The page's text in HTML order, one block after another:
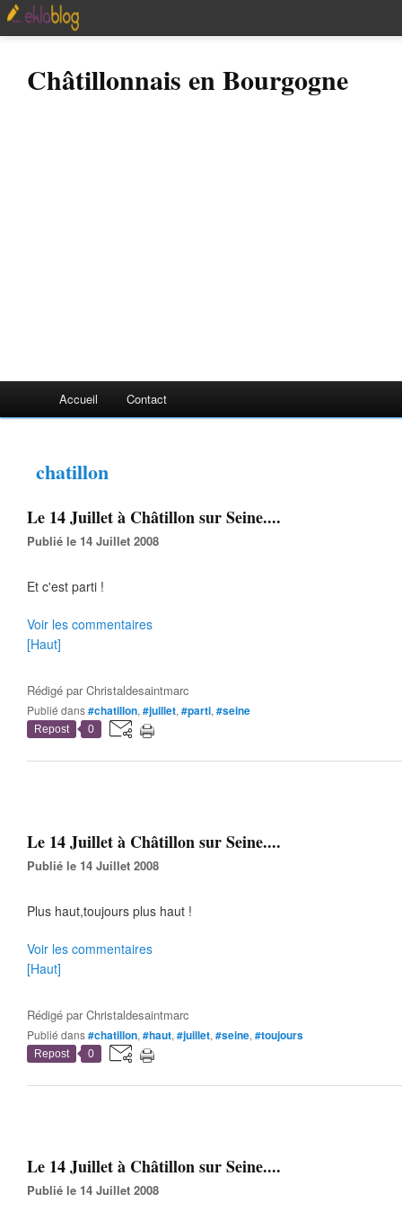
Châtillonnais en Bourgogne
Accueil Contact
chatillon
Le 14 Juillet à Châtillon sur Seine....
Publié le 14 Juillet 2008
Et c'est parti !
Voir les commentaires
[Haut]
Rédigé parChristaldesaintmarc
Publié dans#chatillon, #juillet, #parti, #seine
Repost 0
Le 14 Juillet à Châtillon sur Seine....
Publié le 14 Juillet 2008
Plus haut,toujours plus haut !
Voir les commentaires
[Haut]
Rédigé parChristaldesaintmarc
Publié dans#chatillon, #haut, #juillet, #seine, #toujours
Repost 0
Le 14 Juillet à Châtillon sur Seine....
Publié le 14 Juillet 2008